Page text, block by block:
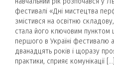
фестивалі «Дні мистецтва
змістився на освітню
стала його ключовим пунктом
першого в Україні
дванадцять років і щоразу
практики, сприяє комунікації […]